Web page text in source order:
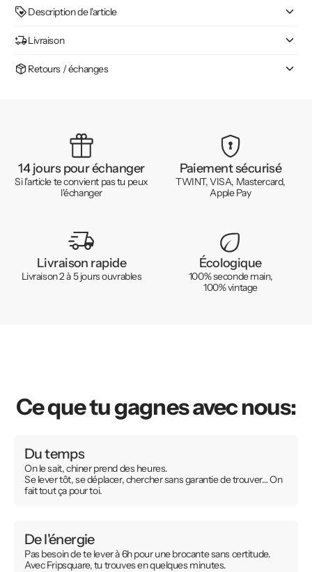
Description de l'article
Livraison
Retours / échanges
14 jours pour échanger
Si l'article te convient pas tu peux
l'échanger
Paiement sécurisé
TWINT, VISA, Mastercard,
Apple Pay
Livraison rapide
Livraison 2 à 5 jours ouvrables
Écologique
100% seconde main,
100% vintage
Ce que tu gagnes avec nous:
Du temps
On le sait, chiner prend des heures.
Se lever tôt, se déplacer, chercher sans garantie de trouver… On
fait tout ça pour toi.
De l'énergie
Pas besoin de te lever à 6h pour une brocante sans certitude.
Avec Fripsquare, tu trouves en quelques minutes.